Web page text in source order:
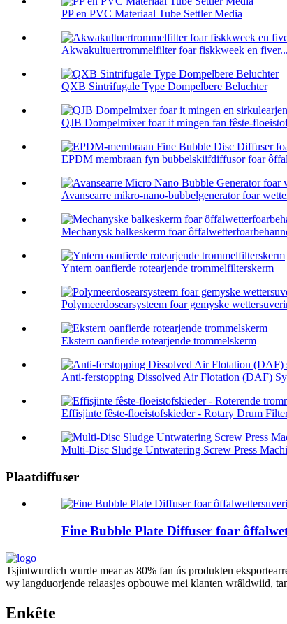
PP en PVC Materiaal Tube Settler Media
Akwakultuertrommelfilter foar fiskkweek en fiver...
QXB Sintrifugale Type Dompelbere Beluchter
QJB Dompelmixer foar it mingen fan fêste-
EPDM membraan fyn bubbelskiifdiffusor foar
Avansearre mikro-nano-bubbelgenerator foar
Mechanysk balkeskerm foar
Yntern oanfierde rotearjende trommelfilterskerm
Polymeerdosearsysteem foar gemyske
Ekstern oanfierde rotearjende trommelskerm
Anti-ferstopping Dissolved Air Flotation (DAF)
Effisjinte fêste-floeistofskieder - Rotary Drum
Multi-Disc Sludge Untwatering Screw Press
Plaatdiffuser
Fine Bubble Plate Diffuser foar
Tsjintwurdich wurde mear as 80% fan ús produkten
wy langduorjende relaasjes opbouwe mei klanten wrâldwiid,
Enkête